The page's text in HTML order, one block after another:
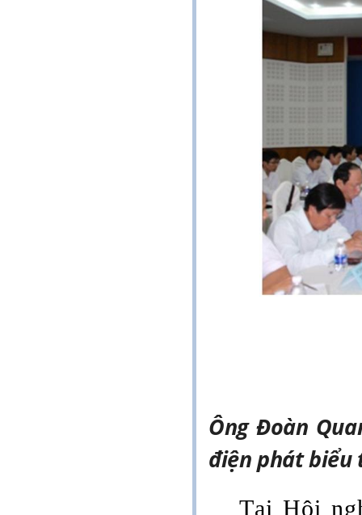
Ông Đoàn
điện phát biểu
Tại Hội